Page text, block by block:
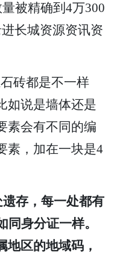
被精确到4万300
长城资源资讯资
砖都是不一样
如说是墙体还是
素会有不同的编
素，加在一块是4
存，每一处都有
同身分证一样。
地区的地域码，